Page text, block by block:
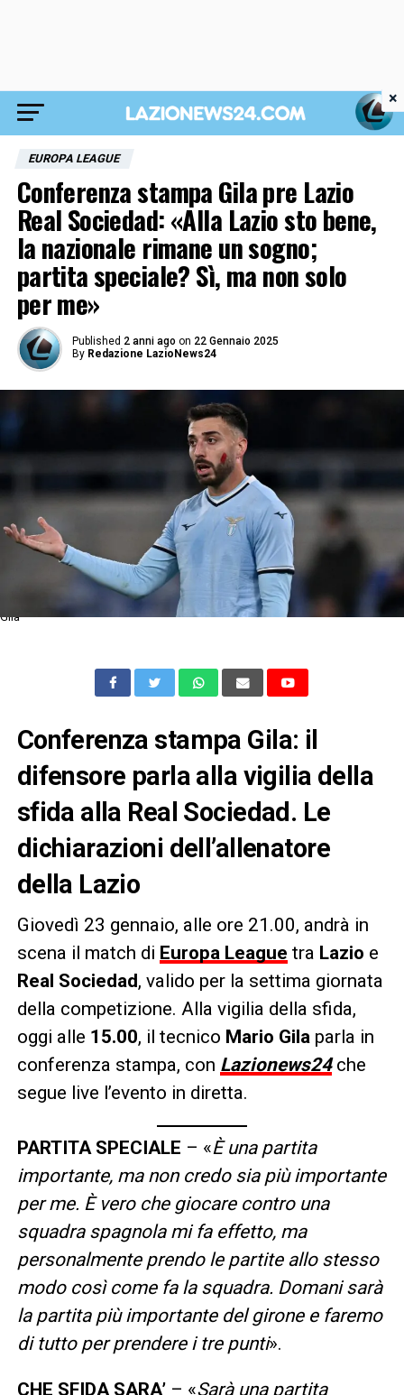
EUROPA LEAGUE
Conferenza stampa Gila pre Lazio
Real Sociedad: «Alla Lazio sto bene,
la nazionale rimane un sogno;
partita speciale? Sì, ma non solo
per me»
Published 2 anni ago on 22 Gennaio 2025
By Redazione LazioNews24
Gila
Conferenza stampa Gila: il
difensore parla alla vigilia della
sfida alla Real Sociedad. Le
dichiarazioni dell’allenatore
della Lazio
Giovedì 23 gennaio, alle ore 21.00, andrà in
scena il match di Europa League tra Lazio e
Real Sociedad, valido per la settima giornata
della competizione. Alla vigilia della sfida,
oggi alle 15.00, il tecnico Mario Gilaparla in
conferenza stampa, con Lazionews24che
segue live l’evento in diretta.
PARTITA SPECIALE – «È una partita
importante, ma non credo sia più importante
per me. È vero che giocare contro una
squadra spagnola mi fa effetto, ma
personalmente prendo le partite allo stesso
modo così come fa la squadra. Domani sarà
la partita più importante del girone e faremo
di tutto per prendere i tre punti».
CHE SFIDA SARA’– «Sarà una partita
×